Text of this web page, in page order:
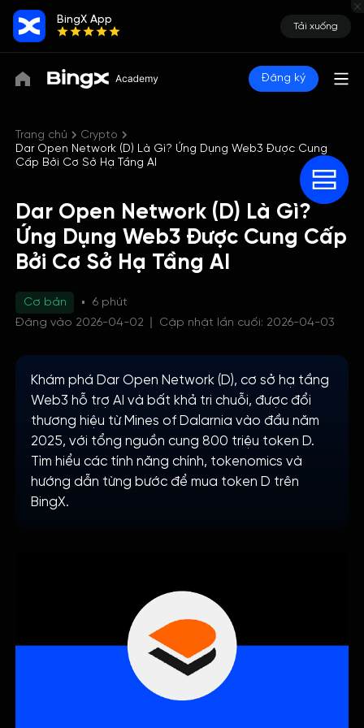
BingX App
Tải xuống
Đăng ký
Trang chủ
Crypto
Dar Open Network (D) Là Gì? Ứng Dụng Web3 Được Cung
Cấp Bởi Cơ Sở Hạ Tầng AI
Dar Open Network (D) Là Gì?
Ứng Dụng Web3 Được Cung Cấp
Bởi Cơ Sở Hạ Tầng AI
Cơ bản
6 phút
Đăng vào 2026-04-02
Cập nhật lần cuối: 2026-04-03
Khám phá Dar Open Network (D), cơ sở hạ tầng
Web3 hỗ trợ AI và bất khả tri chuỗi, được đổi
thương hiệu từ Mines of Dalarnia vào đầu năm
2025, với tổng nguồn cung 800 triệu token D.
Tìm hiểu các tính năng chính, tokenomics và
hướng dẫn từng bước để mua token D trên
BingX.